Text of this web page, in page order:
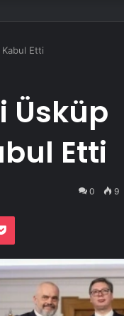
Etti
Üsküp
Etti
0 9
Pocket